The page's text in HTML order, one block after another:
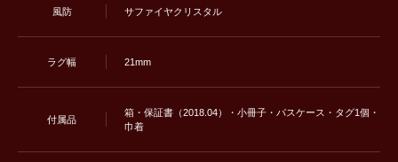
風防 サファイヤクリスタル
ラグ幅 21mm
付属品
箱・保証書（2018.04）・小冊子・パスケース・タグ1個・
巾着